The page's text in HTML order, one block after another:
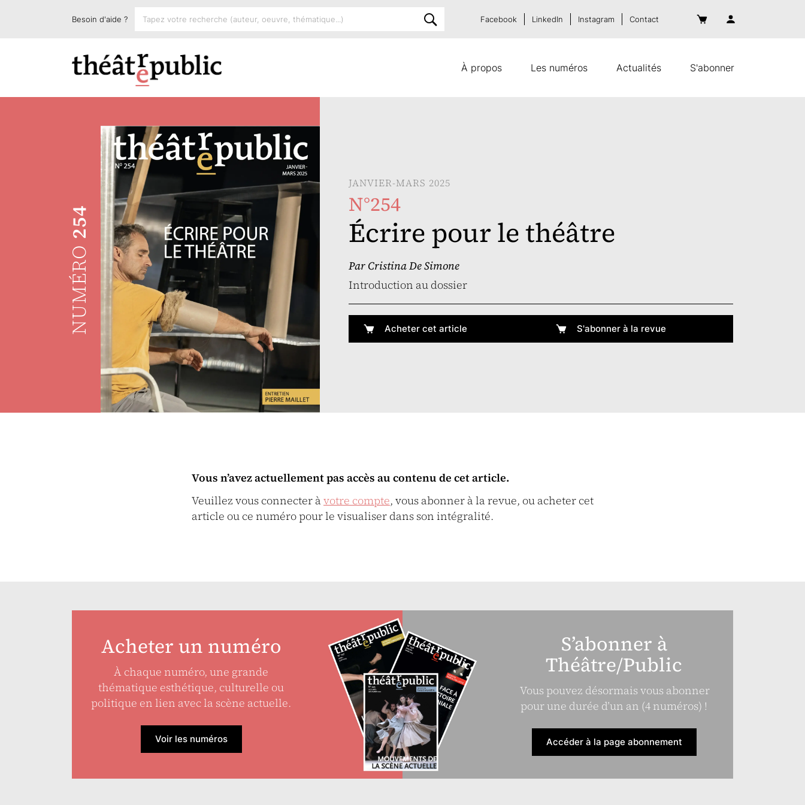
À propos Les numéros Actualités S'abonner
Besoin d'aide ? Facebook LinkedIn Instagram Contact
NUMÉRO
254
JANVIER-MARS 2025
N°254
Écrire pour le théâtre
Par Cristina De Simone
Introduction au dossier
Acheter cet article S'abonner à la revue
Vous n’avez actuellement pas accès au contenu de cet article.
Veuillez vous connecter àvotre compte, vous abonner à la revue, ou acheter cet
article ou ce numéro pour le visualiser dans son intégralité.
Acheter un numéro
À chaque numéro, une grande
thématique esthétique, culturelle ou
politique en lien avec la scène actuelle.
Voir les numéros
S’abonner à
Théâtre/Public
Vous pouvez désormais vous abonner
pour une durée d’un an (4 numéros) !
Accéder à la page abonnement